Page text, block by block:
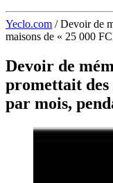
Yeclo.com / Devoir de
maisons de « 25 000
Devoir de
promettait des
par mois,